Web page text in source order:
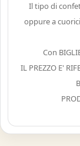
Il tipo di
oppure a
Con
IL PREZZO E'